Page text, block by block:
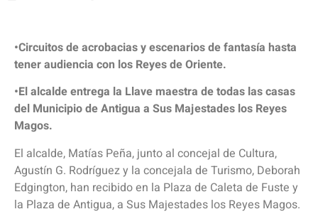
•Circuitos de acrobacias y escenarios de fantasía hasta
tener audiencia con los Reyes de Oriente.
•El alcalde entrega la Llave maestra de todas las casas
del Municipio de Antigua a Sus Majestades los Reyes
Magos.
El alcalde, Matías Peña, junto al concejal de Cultura,
Agustín G. Rodríguez y la concejala de Turismo, Deborah
Edgington, han recibido en la Plaza de Caleta de Fuste y
la Plaza de Antigua, a Sus Majestades los Reyes Magos.